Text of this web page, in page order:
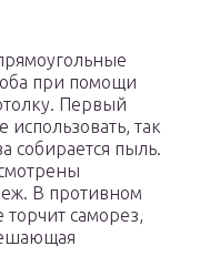
при помощи
Первый
так
собирается пыль.
В противном
торчит саморез,